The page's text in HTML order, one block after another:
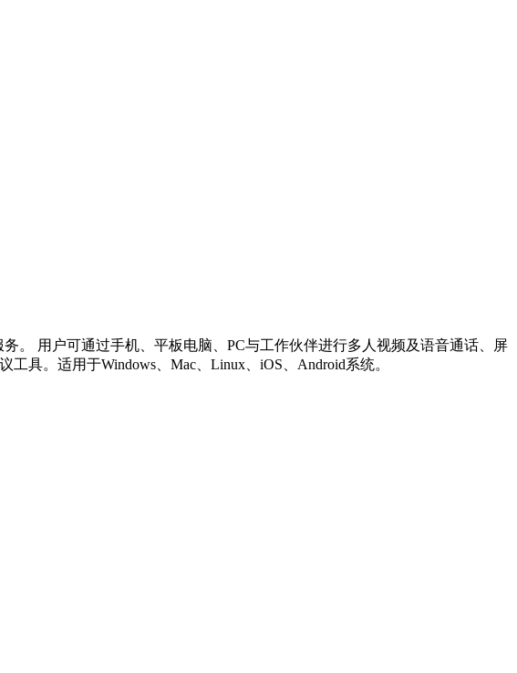
。 用户可通过手机、平板电脑、PC与工作伙伴进行多人视频及语音通话、屏
具。适用于Windows、Mac、Linux、iOS、Android系统。